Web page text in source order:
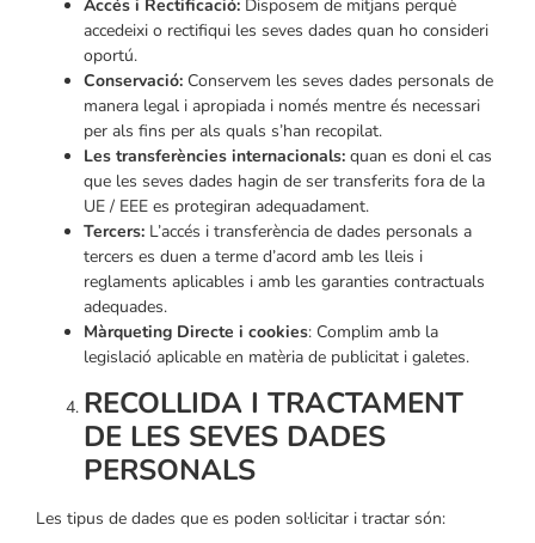
Accés i Rectificació: Disposem de mitjans perquè
accedeixi o rectifiqui les seves dades quan ho consideri
oportú.
Conservació: Conservem les seves dades personals de
manera legal i apropiada i només mentre és necessari
per als fins per als quals s’han recopilat.
Les transferències internacionals: quan es doni el cas
que les seves dades hagin de ser transferits fora de la
UE / EEE es protegiran adequadament.
Tercers: L’accés i transferència de dades personals a
tercers es duen a terme d’acord amb les lleis i
reglaments aplicables i amb les garanties contractuals
adequades.
Màrqueting Directe i cookies: Complim amb la
legislació aplicable en matèria de publicitat i galetes.
RECOLLIDA I TRACTAMENT
DE LES SEVES DADES
PERSONALS
Les tipus de dades que es poden sol·licitar i tractar són: